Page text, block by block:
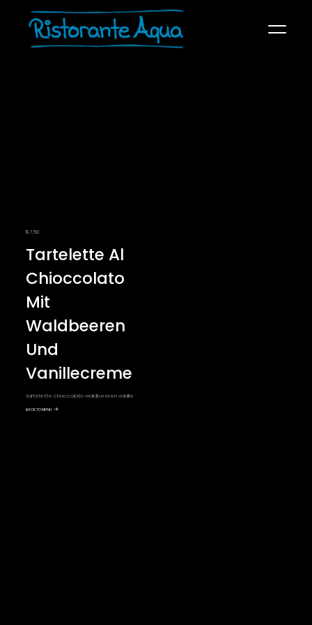
SPEISEKARTE
ÜBER UNS
$7.50
Tartelette Al
Chioccolato
Mit
Waldbeeren
Und
Vanillecreme
tartelette choccolato waldbeeren vanille
BACK TO MENU